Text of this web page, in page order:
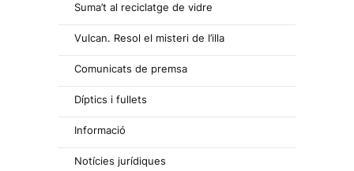
Suma’t al reciclatge de vidre
Vulcan. Resol el misteri de l’illa
Comunicats de premsa
Díptics i fullets
Informació
Notícies jurídiques